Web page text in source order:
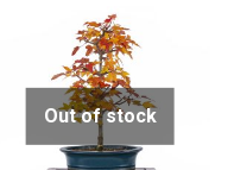
Out of stock